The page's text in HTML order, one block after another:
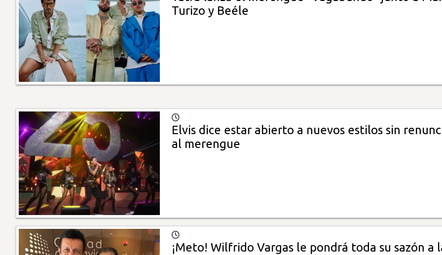
Turizo y Beéle
Elvis dice estar abierto a nuevos estilos sin
al merengue
¡Meto! Wilfrido Vargas le pondrá toda su sazón a